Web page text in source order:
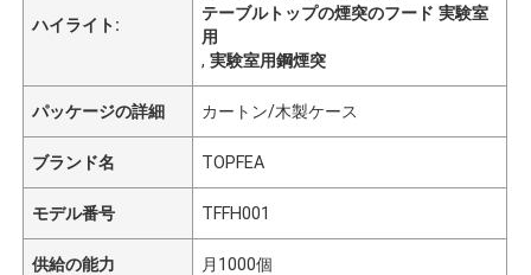
ハイライト:
テーブルトップの煙突のフード 実験室
用
,実験室用鋼煙突
パッケージの詳細 カートン/木製ケース
ブランド名 TOPFEA
モデル番号 TFFH001
供給の能力 月1000個